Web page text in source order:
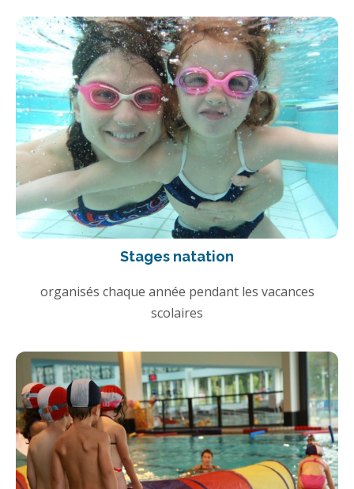
Stages natation
organisés chaque année pendant les vacances
scolaires